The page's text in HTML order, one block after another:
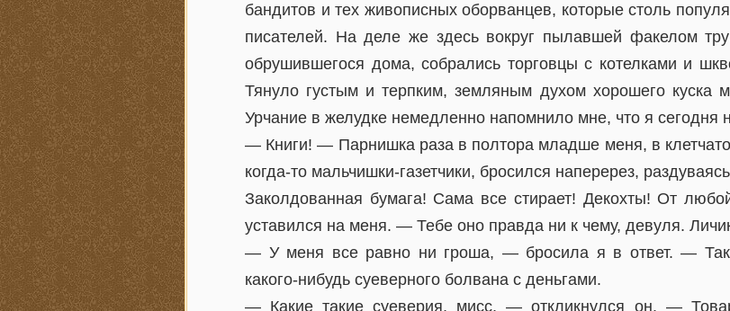
бандитов и тех живописных оборванцев, которые столь
писателей. На деле же здесь вокруг пылавшей факелом
обрушившегося дома, собрались торговцы с котелками и
Тянуло густым и терпким, земляным духом хорошего куска
Урчание в желудке немедленно напомнило мне, что я сегодня
— Книги! — Парнишка раза в полтора младше меня, в
когда-то мальчишки-газетчики, бросился наперерез,
Заколдованная бумага! Сама все стирает! Декохты! От
уставился на меня. — Тебе оно правда ни к чему, девуля.
— У меня все равно ни гроша, — бросила я в ответ. — Так
какого-нибудь суеверного болвана с деньгами.
— Какие такие суеверия, мисс, — откликнулся он. —